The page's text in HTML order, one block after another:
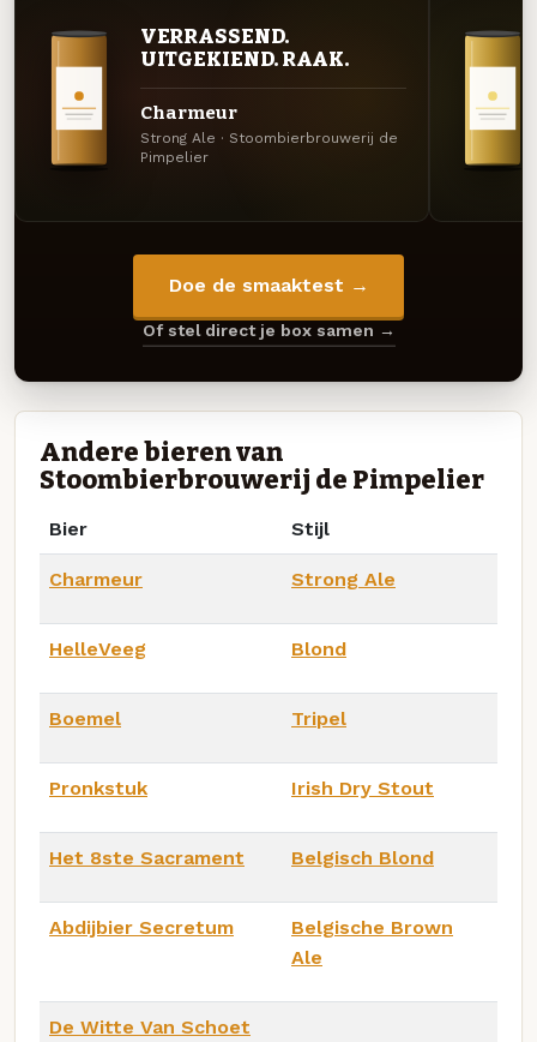
VERRASSEND.
UITGEKIEND. RAAK.
Charmeur
Strong Ale · Stoombierbrouwerij de
Pimpelier
Doe de smaaktest →
Of stel direct je box samen →
Andere bieren van
Stoombierbrouwerij de Pimpelier
Bier Stijl
Charmeur Strong Ale
HelleVeeg Blond
Boemel Tripel
Pronkstuk Irish Dry Stout
Het 8ste Sacrament Belgisch Blond
Abdijbier Secretum
Belgische Brown
Ale
De Witte Van Schoet